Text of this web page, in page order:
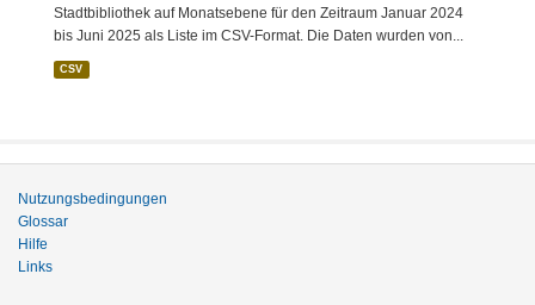
Stadtbibliothek auf Monatsebene für den Zeitraum Januar 2024
bis Juni 2025 als Liste im CSV-Format. Die Daten wurden von...
CSV
Nutzungsbedingungen
Glossar
Hilfe
Links